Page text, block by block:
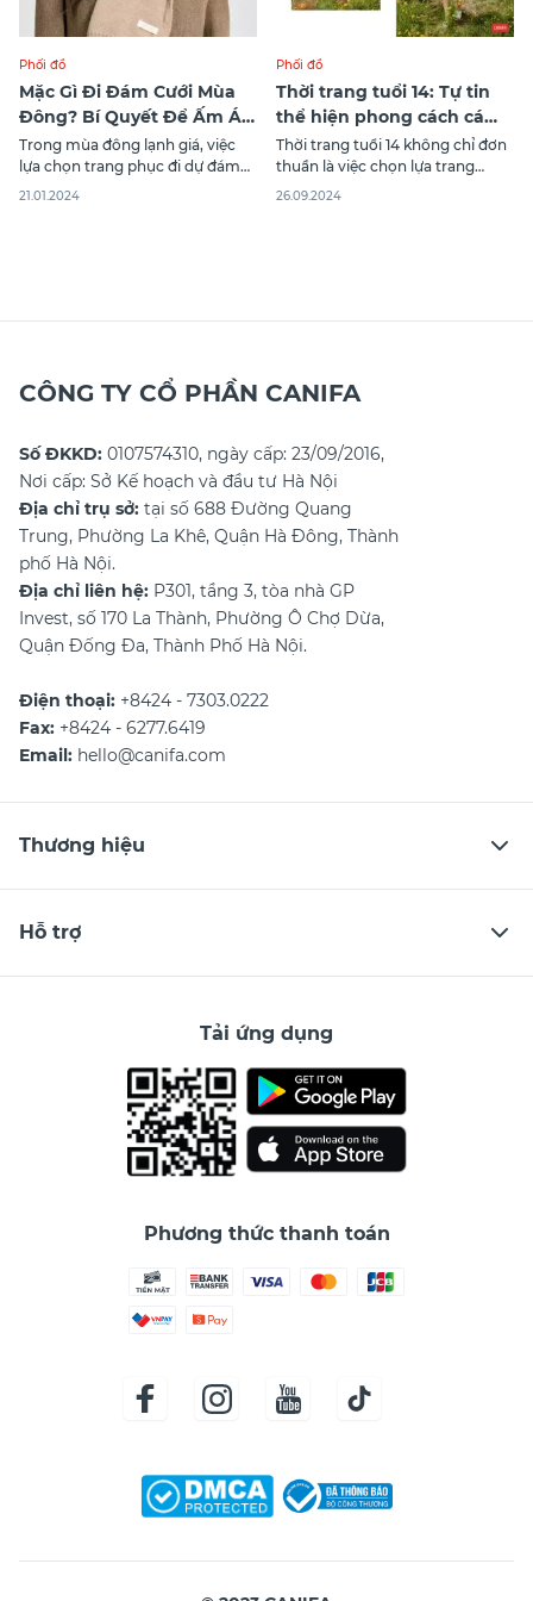
Phối đồ
Mặc Gì Đi Đám Cưới Mùa
Đông? Bí Quyết Để Ấm Áp
Và Sang Trọng
Trong mùa đông lạnh giá, việc
lựa chọn trang phục đi dự đám
cưới là một vấn đề không ít
21.01.2024
Phối đồ
Thời trang tuổi 14: Tự tin
thể hiện phong cách cá
nhân
Thời trang tuổi 14 không chỉ đơn
thuần là việc chọn lựa trang
phục, mà còn là cách để các bạn
26.09.2024
CÔNG TY CỔ PHẦN CANIFA
Số ĐKKD: 0107574310, ngày cấp: 23/09/2016,
Nơi cấp: Sở Kế hoạch và đầu tư Hà Nội
Địa chỉ trụ sở: tại số 688 Đường Quang
Trung, Phường La Khê, Quận Hà Đông, Thành
phố Hà Nội.
Địa chỉ liên hệ: P301, tầng 3, tòa nhà GP
Invest, số 170 La Thành, Phường Ô Chợ Dừa,
Quận Đống Đa, Thành Phố Hà Nội.
Điện thoại: +8424 - 7303.0222
Fax: +8424 - 6277.6419
Email: hello@canifa.com
Thương hiệu
Hỗ trợ
Tải ứng dụng
Phương thức thanh toán